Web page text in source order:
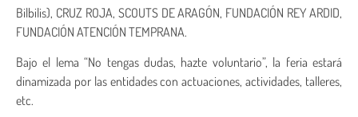
Bilbilis), CRUZ ROJA, SCOUTS DE ARAGÓN, FUNDACIÓN REY ARDID,
FUNDACIÓN ATENCIÓN TEMPRANA.
Bajo el lema “No tengas dudas, hazte voluntario”, la feria estará
dinamizada por las entidades con actuaciones, actividades, talleres,
etc.